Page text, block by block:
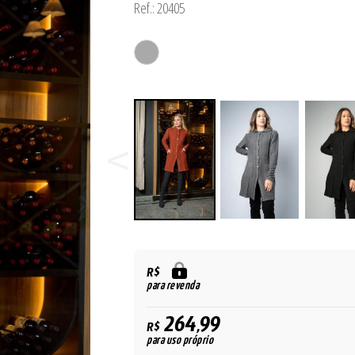
Ref.: 20405
R$
para revenda
R$264,99
para uso próprio